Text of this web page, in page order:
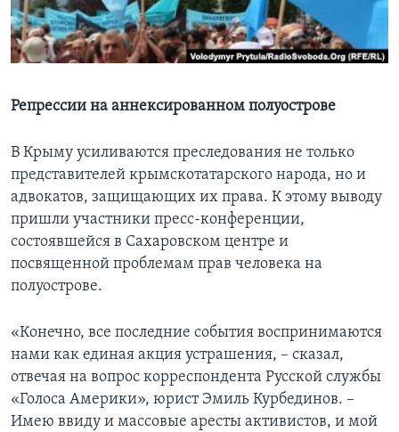
Learning English
Языки
Репрессии на аннексированном полуострове
В Крыму усиливаются преследования не только
представителей крымскотатарского народа, но и
адвокатов, защищающих их права. К этому выводу
пришли участники пресс-конференции,
состоявшейся в Сахаровском центре и
посвященной проблемам прав человека на
полуострове.
«Конечно, все последние события воспринимаются
нами как единая акция устрашения, – сказал,
отвечая на вопрос корреспондента Русской службы
«Голоса Америки», юрист Эмиль Курбединов. –
Имею ввиду и массовые аресты активистов, и мой